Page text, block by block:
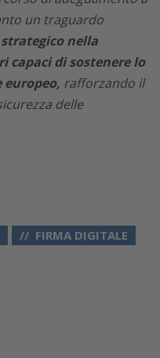
un traguardo
nella
capaci di sostenere lo
rafforzando il
delle
FIRMA DIGITALE